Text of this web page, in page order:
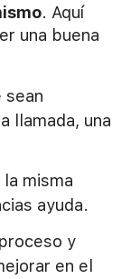
. Aquí
una buena
sean
llamada, una
misma
ayuda.
y
en el